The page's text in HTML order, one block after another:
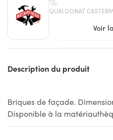
QUAI DONAT
Voir
Description du produit
Briques de façade.
Disponible à la